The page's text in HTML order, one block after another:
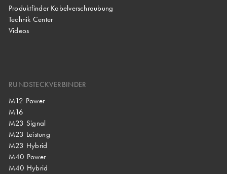
Produktfinder Kabelverschraubung
Technik Center
Videos
RUNDSTECKVERBINDER
M12 Power
M16
M23 Signal
M23 Leistung
M23 Hybrid
M40 Power
M40 Hybrid